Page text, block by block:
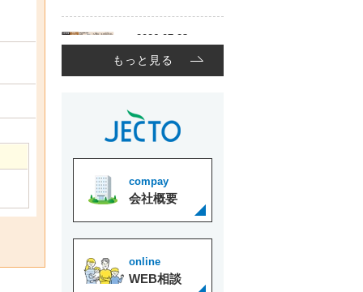
もっと見る
compay
会社概要
online
WEB相談